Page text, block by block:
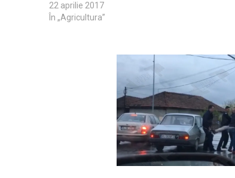
22 aprilie 2017
În „Agricultura”